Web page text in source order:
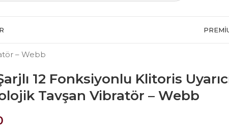
– Webb
12 Fonksiyonlu Klitoris
Tavşan Vibratör – Webb